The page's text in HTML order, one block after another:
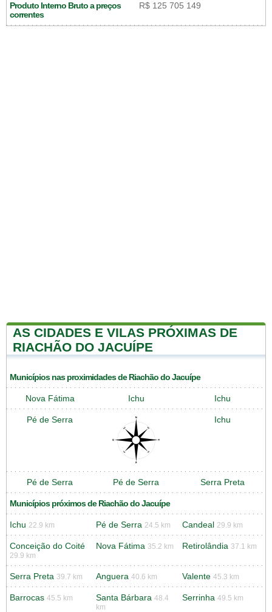
Produto Interno Bruto a preços
correntes
R$ 125 705 149
AS CIDADES E VILAS PRÓXIMAS DE
RIACHÃO DO JACUÍPE
Municípios nas proximidades de Riachão do Jacuípe
Nova Fátima Ichu Ichu
Pé de Serra Ichu
Pé de Serra Pé de Serra Serra Preta
Municípios próximos de Riachão do Jacuípe
Ichu 22.9 km Pé de Serra 24.5 km Candeal 29.9 km
Conceição do Coité
29.9 km
Nova Fátima 35.2 km Retirolândia 37.1 km
Serra Preta 39.7 km Anguera 40.6 km Valente 45.3 km
Barrocas 45.5 km Santa Bárbara 48.4
km
Serrinha 49.5 km